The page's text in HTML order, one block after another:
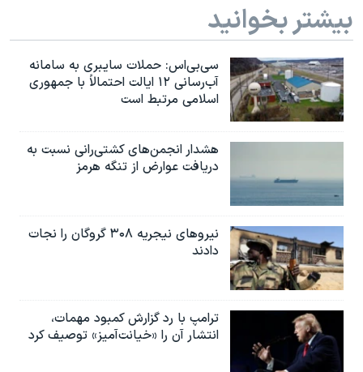
بیشتر بخوانید
سی‌بی‌اس: حملات سایبری به سامانه
آب‌رسانی ۱۲ ایالت احتمالاً با جمهوری
اسلامی مرتبط است
هشدار انجمن‌های کشتی‌رانی نسبت به
دریافت عوارض از تنگه هرمز
نیروهای نیجریه‌ ۳۰۸ گروگان را نجات
دادند
ترامپ با رد گزارش کمبود مهمات،
انتشار آن را «خیانت‌آمیز» توصیف کرد